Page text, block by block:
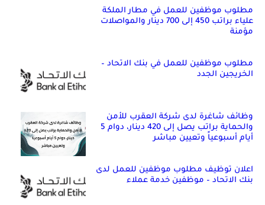
مطلوب موظفين للعمل في مطار الملكة
علياء براتب 450 إلى 700 دينار والمواصلات
مؤمنة
مطلوب موظفين للعمل في بنك الاتحاد –
الخريجين الجدد
وظائف شاغرة لدى شركة العقرب للأمن
والحماية براتب يصل إلى 420 دينار، دوام 5
أيام أسبوعياً وتعيين مباشر
اعلان توظيف مطلوب موظفين للعمل لدى
بنك الاتحاد – موظفين خدمة عملاء